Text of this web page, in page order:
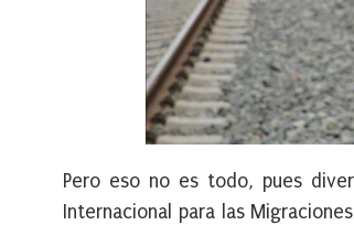
Pero eso no es todo, pues
Internacional para las